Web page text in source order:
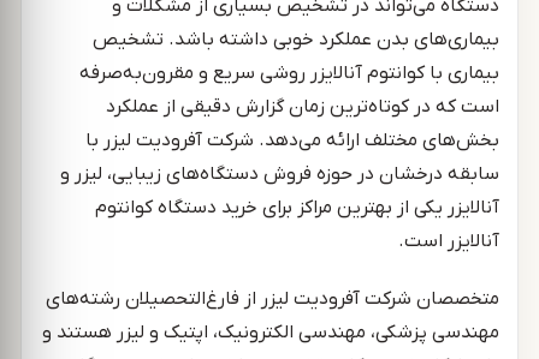
دستگاه می‌تواند در تشخیص بسیاری از مشکلات و
بیماری‌های بدن عملکرد خوبی داشته باشد. تشخیص
بیماری با کوانتوم آنالایزر روشی سریع و مقرون‌به‌صرفه
است که در کوتاه‌ترین زمان گزارش دقیقی از عملکرد
بخش‌های مختلف ارائه می‌دهد. شرکت آفرودیت لیزر با
سابقه درخشان در حوزه فروش دستگاه‎‌های زیبایی، لیزر و
آنالایزر یکی از بهترین مراکز برای خرید دستگاه کوانتوم
آنالایزر است.
متخصصان شرکت آفرودیت لیزر از فارغ‌التحصیلان رشته‌های
مهندسی پزشکی، مهندسی الکترونیک، اپتیک و لیزر هستند و